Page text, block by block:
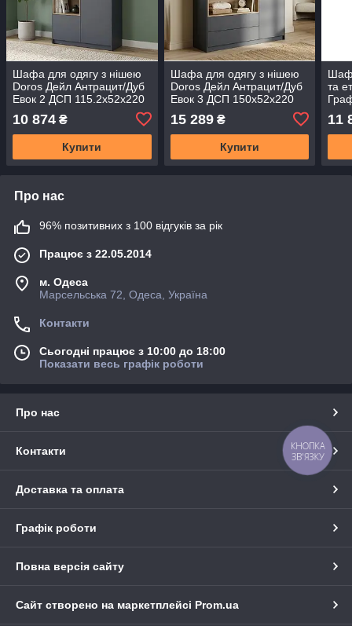
Шафа для одягу з нішею
Doros Дейл Антрацит/Дуб
Евок 2 ДСП 115.2х52х220
(44900525) (DRS-012168)
10 874 ₴
Купити
Шафа для одягу з нішею
Doros Дейл Антрацит/Дуб
Евок 3 ДСП 150х52х220
(44900526) (DRS-012169)
15 289₴
Купити
та
11
Про нас
96% позитивних з 100 відгуків за рік
Працює з 22.05.2014
м. Одеса
Марсельська 72, Одеса, Україна
Контакти
Сьогодні працює з 10:00 до 18:00
Показати весь графік роботи
Про нас
Контакти
Доставка та оплата
Графік роботи
Повна версія сайту
Сайт створено на маркетплейсі Prom.ua
КНОПКА
ЗВ'ЯЗКУ